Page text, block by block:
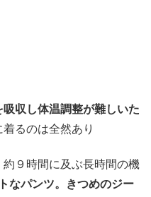
吸収し体温調整が難しいた
るのは全然あり
９時間に及ぶ長時間の機
なパンツ。きつめのジー